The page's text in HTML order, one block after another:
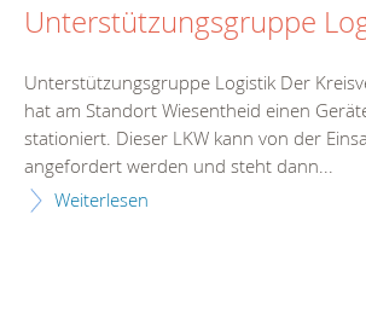
Unterstützungsgruppe
Unterstützungsgruppe Logistik Der
hat am Standort Wiesentheid einen
stationiert. Dieser LKW kann von der
angefordert werden und steht dann...
Weiterlesen